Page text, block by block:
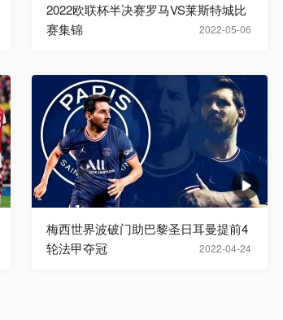
2022-05-06
2022欧联杯半决赛罗马VS莱斯特城比
赛集锦
2022-04-24
梅西世界波破门助巴黎圣日耳曼提前4
轮法甲夺冠